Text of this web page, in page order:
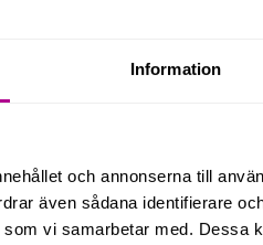
Information
och annonserna till
även sådana identifierare
vi samarbetar med. Dessa
kontakta: